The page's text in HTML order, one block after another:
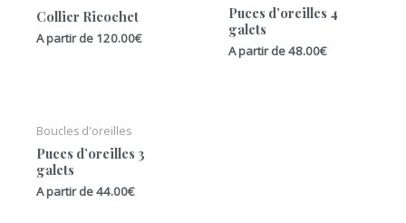
Collier Ricochet
A partir de 120.00€
Puces d’oreilles 4
galets
A partir de48.00€
Boucles d'oreilles
Puces d’oreilles 3
galets
A partir de44.00€